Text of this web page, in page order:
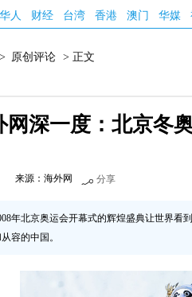
华人 财经 台湾 香港 澳门 华媒
> 原创评论 > 正文
网深一度：北京冬
来源：海外网 分享
年北京奥运会开幕式的辉煌盛典让世界看
容的中国。